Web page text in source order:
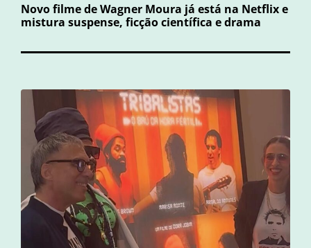
Novo filme de Wagner Moura já está na Netflix e
mistura suspense, ficção científica e drama